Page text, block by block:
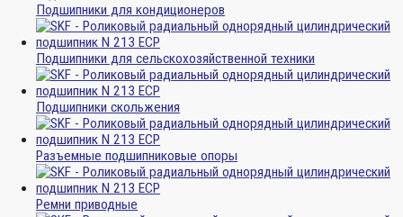
Подшипники для кондиционеров
Подшипники для сельскохозяйственной техники
Подшипники скольжения
Разъемные подшипниковые опоры
Ремни приводные